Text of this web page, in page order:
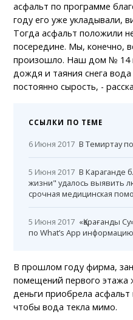
асфальт по программе
году его уже укладывали,
Тогда асфальт положили
посередине. Мы, конечно,
произошло. Наш дом № 14
дождя и таяния снега
постоянно сырость, -
ССЫЛКИ ПО ТЕМЕ
6 Июня 2017 В Темиртау
5 Июня 2017 В Караганде
жизни" удалось выявить
срочная медицинская
5 Июня 2017 «Қарағанды
по What’s App
В прошлом году фирма,
помещений первого этажа
деньги приобрела
чтобы вода текла мимо.